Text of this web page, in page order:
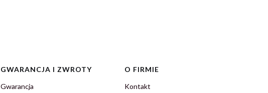
GWARANCJA I ZWROTY
Gwarancja
O FIRMIE
Kontakt